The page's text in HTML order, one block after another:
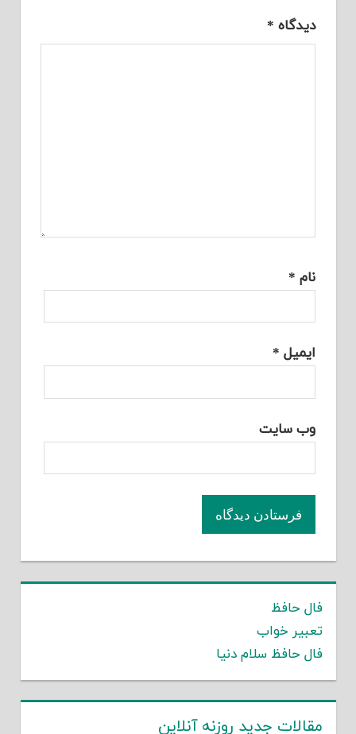
دیدگاه *
نام *
ایمیل *
وب‌ سایت
فال حافظ
تعبیر خواب
فال حافظ سلام دنیا
مقالات جدید روزنه آنلاین